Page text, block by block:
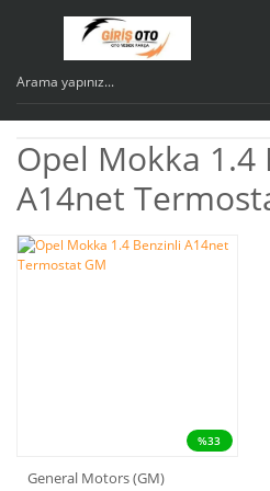
Opel Mokka 1.4
A14net
%33
General Motors (GM)